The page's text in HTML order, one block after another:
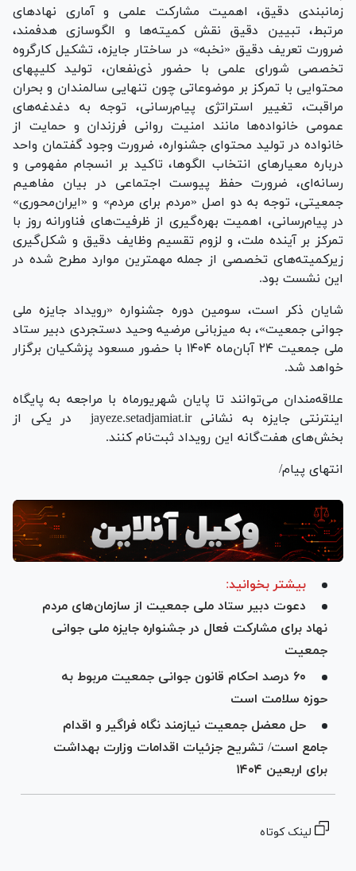
زمانبندی دقیق، اهمیت مشارکت علمی و آماری نهادهای
مرتبط، تبیین دقیق نقش کمیته‌ها و الگوسازی هدفمند،
ضرورت تعریف دقیق «نخبه» در ساختار جایزه، تشکیل کارگروه
تخصصی شورای علمی با حضور ذی‌نفعان، تولید کلیپ‎های
محتوایی با تمرکز بر موضوعاتی چون تنهایی سالمندان و بحران
مراقبت، تغییر استراتژی پیام‌رسانی، توجه به دغدغه‌های
عمومی خانواده‌ها مانند امنیت روانی فرزندان و حمایت از
خانواده در تولید محتوای جشنواره، ضرورت وجود گفتمان واحد
درباره معیارهای انتخاب الگوها، تاکید بر انسجام مفهومی و
رسانه‌ای، ضرورت حفظ پیوست اجتماعی در بیان مفاهیم
جمعیتی، توجه به دو اصل «مردم برای مردم» و «ایران‌محوری»
در پیام‌رسانی، اهمیت بهره‌گیری از ظرفیت‌های فناورانه روز با
تمرکز بر آینده ملت، و لزوم تقسیم وظایف دقیق و شکل‌گیری
زیرکمیته‌های تخصصی از جمله مهمترین موارد مطرح شده در
این نشست بود.
شایان ذکر است‌، سومین دوره جشنواره «رویداد جایزه ملی
جوانی جمعیت»، به میزبانی مرضیه وحید دستجردی دبیر ستاد
ملی جمعیت ۲۴ آبان‌ماه ۱۴۰۴ با حضور مسعود پزشکیان برگزار
خواهد شد.
علاقه‌مندان می‌توانند تا پایان شهریورماه با مراجعه به پایگاه
اینترنتی جایزه به نشانی jayeze.setadjamiat.ir در یکی از
بخش‌های هفت‌گانه این رویداد ثبت‌نام کنند.
انتهای پیام/
بیشتر بخوانید:
دعوت دبیر ستاد ملی جمعیت از سازمان‌های مردم
نهاد برای مشارکت فعال در جشنواره جایزه ملی جوانی
جمعیت
۶۰ درصد احکام قانون جوانی جمعیت مربوط به
حوزه سلامت است
حل معضل جمعیت نیازمند نگاه فراگیر و اقدام
جامع است/ تشریح جزئیات اقدامات وزارت بهداشت
برای اربعین ۱۴۰۴
لینک کوتاه